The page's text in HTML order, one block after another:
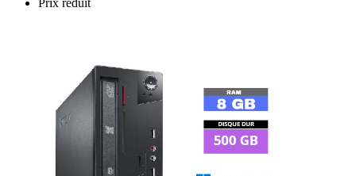
Prix réduit